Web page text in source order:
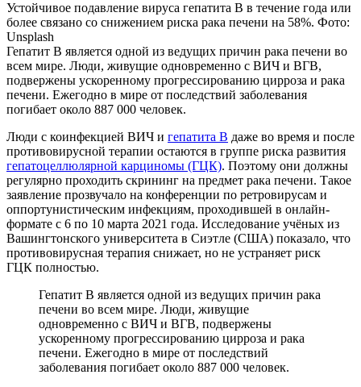
Устойчивое подавление вируса гепатита B в течение года или
более связано со снижением риска рака печени на 58%. Фото:
Unsplash
Гепатит B является одной из ведущих причин рака печени во
всем мире. Люди, живущие одновременно с ВИЧ и ВГB,
подвержены ускоренному прогрессированию цирроза и рака
печени. Ежегодно в мире от последствий заболевания
погибает около 887 000 человек.
Люди с коинфекцией ВИЧ и гепатита B даже во время и после
противовирусной терапии остаются в группе риска развития
гепатоцеллюлярной карциномы (ГЦК). Поэтому они должны
регулярно проходить скрининг на предмет рака печени. Такое
заявление прозвучало на конференции по ретровирусам и
оппортунистическим инфекциям, проходившей в онлайн-
формате с 6 по 10 марта 2021 года. Исследование учёных из
Вашингтонского университета в Сиэтле (США) показало, что
противовирусная терапия снижает, но не устраняет риск
ГЦК полностью.
Гепатит B является одной из ведущих причин рака
печени во всем мире. Люди, живущие
одновременно с ВИЧ и ВГB, подвержены
ускоренному прогрессированию цирроза и рака
печени. Ежегодно в мире от последствий
заболевания погибает около 887 000 человек.